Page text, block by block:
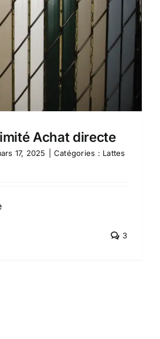
Achat directe
17, 2025 Catégories : Lattes
3